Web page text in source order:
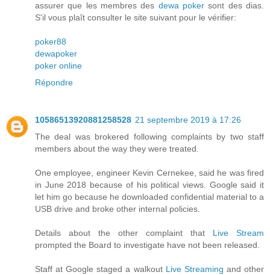
assurer que les membres des dewa poker sont des dias.
S'il vous plaît consulter le site suivant pour le vérifier:
poker88
dewapoker
poker online
Répondre
10586513920881258528 21 septembre 2019 à 17:26
The deal was brokered following complaints by two staff
members about the way they were treated.
One employee, engineer Kevin Cernekee, said he was fired
in June 2018 because of his political views. Google said it
let him go because he downloaded confidential material to a
USB drive and broke other internal policies.
Details about the other complaint that Live Stream
prompted the Board to investigate have not been released.
Staff at Google staged a walkout Live Streaming and other